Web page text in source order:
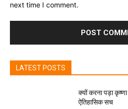
next time I comment.
LATEST POSTS
क्यों करना पड़ा कृष्णा
ऐतिहासिक सच